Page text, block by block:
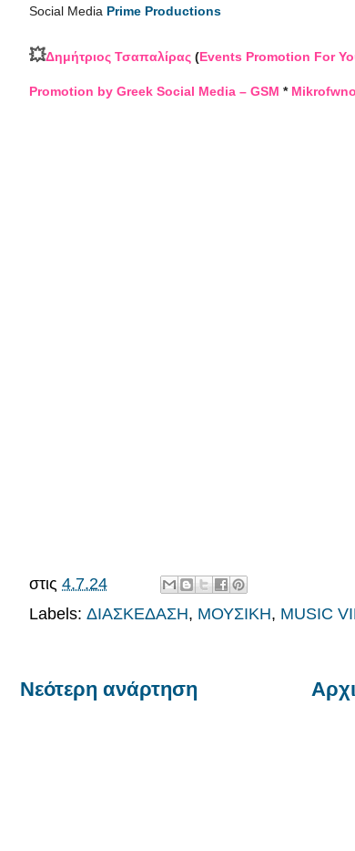
Social Media Prime Productions
💥Δημήτριος Τσαπαλίρας (Events Promotion For
Promotion by Greek Social Media – GSM *
στις 4.7.24
Labels: ΔΙΑΣΚΕΔΑΣΗ, ΜΟΥΣΙΚΗ, MUSIC
Νεότερη ανάρτηση